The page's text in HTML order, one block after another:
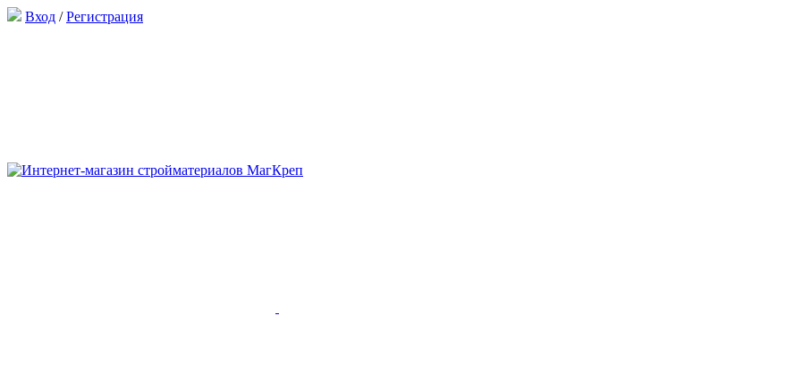
Вход /Регистрация